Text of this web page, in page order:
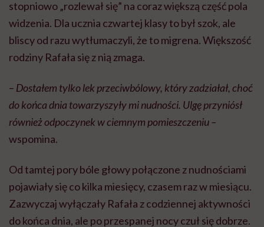
stopniowo „rozlewał się” na coraz większą część pola
widzenia. Dla ucznia czwartej klasy to był szok, ale
bliscy od razu wytłumaczyli, że to migrena. Większość
rodziny Rafała się z nią zmaga.
– Dostałem tylko lek przeciwbólowy, który zadziałał, choć
do końca dnia towarzyszyły mi nudności. Ulgę przyniósł
również odpoczynek w ciemnym pomieszczeniu –
wspomina.
Od tamtej pory bóle głowy połączone z nudnościami
pojawiały się co kilka miesięcy, czasem raz w miesiącu.
Zazwyczaj wyłączały Rafała z codziennej aktywności
do końca dnia, ale po przespanej nocy czuł się dobrze.